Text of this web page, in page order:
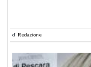
di Redazione